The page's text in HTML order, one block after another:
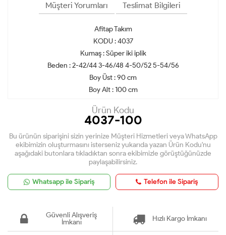
Müşteri Yorumları Teslimat Bilgileri
Afitap Takım
KODU : 4037
Kumaş : Süper iki iplik
Beden : 2-42/44 3-46/48 4-50/52 5-54/56
Boy Üst : 90 cm
Boy Alt : 100 cm
Ürün Kodu
4037-100
Bu ürünün siparişini sizin yerinize Müşteri Hizmetleri veya WhatsApp
ekibimizin oluşturmasını isterseniz yukarıda yazan Ürün Kodu'nu
aşağıdaki butonlara tıkladıktan sonra ekibimizle görüştüğünüzde
paylaşabilirsiniz.
Whatsapp ile Sipariş Telefon ile Sipariş
Güvenli Alışveriş
İmkanı
Hızlı Kargo İmkanı